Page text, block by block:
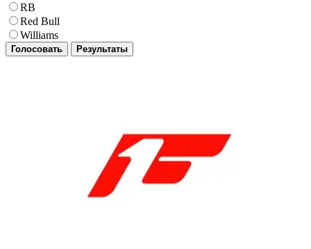
RB
Red Bull
Williams
Голосовать Результаты